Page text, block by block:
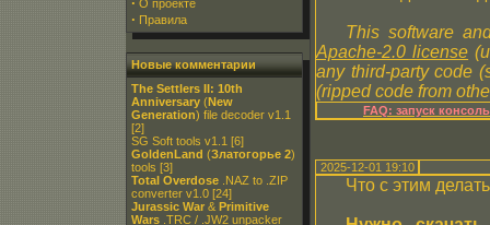
О проекте
· Правила
Новые комментарии
The Settlers II: 10th
Anniversary (New
Generation) file decoder v1.1
[2]
SG Soft tools v1.1 [6]
GoldenLand (Златогорье 2)
tools [3]
Total Overdose .NAZ to .ZIP
converter v1.0 [24]
Jurassic War & Primitive
Wars .TRC / .JW2 unpacker
This software
Apache-2.0 license
any third-party code
(ripped code from
FAQ: запуск
2025-12-01 19:10
Что с этим